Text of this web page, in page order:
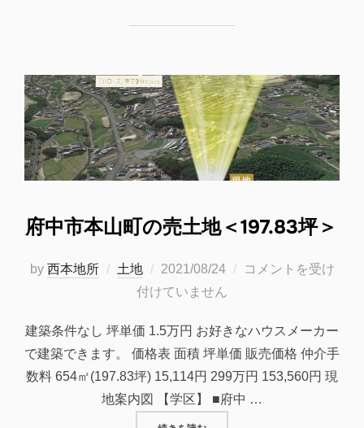
府中市本山町の売土地＜197.83坪＞
by 西本地所 土地
投
稿
2021/08/24
コメントを受け
付けていません
建築条件なし 坪単価 1.5万円 お好きなハウスメーカー
で建築できます。 価格表 面積 坪単価 販売価格 仲介手
数料 654㎡(197.83坪) 15,114円 299万円 153,560円 現
地案内図 【学区】 ■府中 …